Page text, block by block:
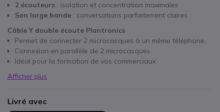
2 écouteurs : isolation et concentration maximales
Son large bande : conversations parfaitement claires
Câble Y double écoute Plantronics
Permet de connecter 2 microcasques à un même téléphone.
Connexion en parallèle de 2 microcasques
Idéal pour la formation de vos commerciaux
Afficher plus
Livré avec